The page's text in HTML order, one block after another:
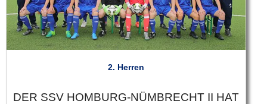
2. Herren
DER SSV HOMBURG-NÜMBRECHT II HAT